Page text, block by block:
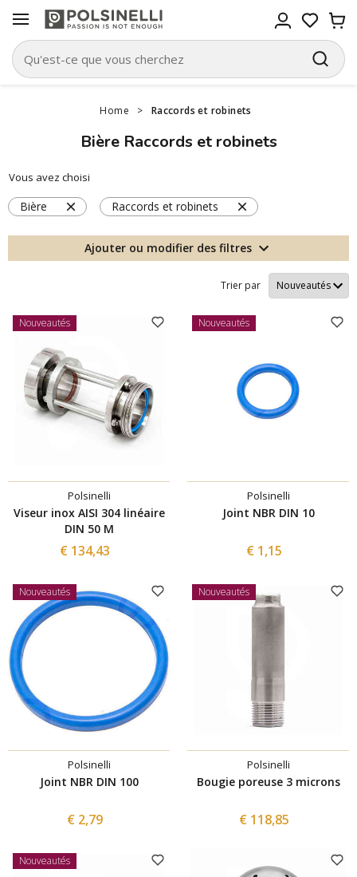
Home > Raccords et robinets
Bière Raccords et robinets
Vous avez choisi
Bière Raccords et robinets
Ajouter ou modifier des filtres
Trier par
Nouveautés
Polsinelli
Viseur inox AISI 304 linéaire
DIN 50 M
€ 134,43
Nouveautés
Polsinelli
Joint NBR DIN 10
€ 1,15
Nouveautés
Polsinelli
Joint NBR DIN 100
€ 2,79
Nouveautés
Polsinelli
Bougie poreuse 3 microns
€ 118,85
Nouveautés